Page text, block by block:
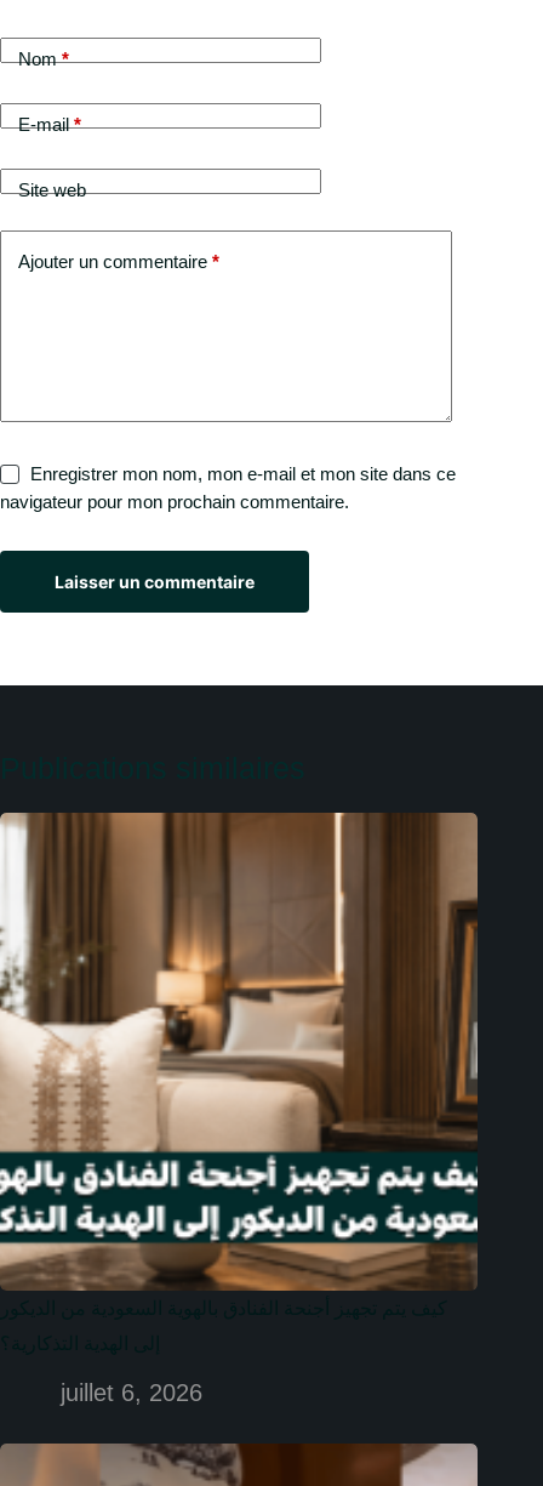
Nom*
E-mail*
Site web
Ajouter un commentaire *
Enregistrer mon nom, mon e-mail et mon site dans ce
navigateur pour mon prochain commentaire.
Laisser un commentaire
juillet 6, 2026